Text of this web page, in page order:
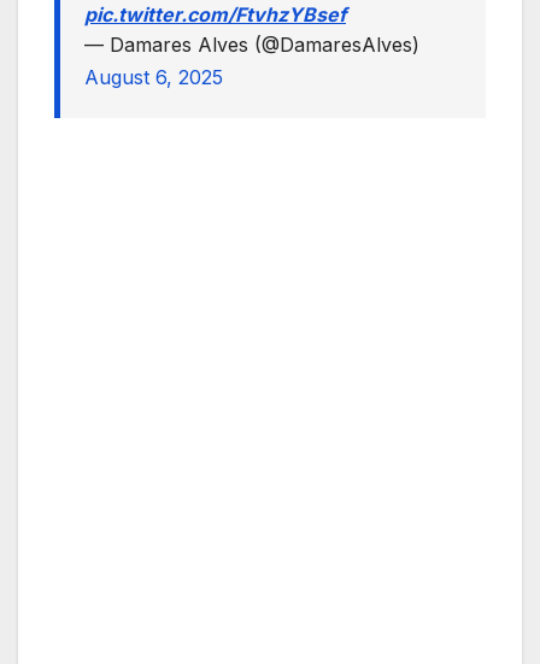
pic.twitter.com/FtvhzYBsef
— Damares Alves (@DamaresAlves)
August 6, 2025